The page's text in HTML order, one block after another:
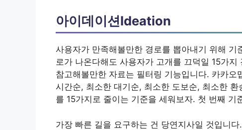
아이데이션Ideation
사용자가 만족해볼만한 경로를 뽑아내기 위해
로가 나온다해도 사용자가 고개를 끄덕일 15가
참고해볼만한 자료는 필터링 기능입니다. 카카
시간순, 최소한 대기순, 최소한 도보순, 최소한
를 15가지로 줄이는 기준을 세워보자. 첫 번째 기
가장 빠른 길을 요구하는 건 당연지사일 것입니